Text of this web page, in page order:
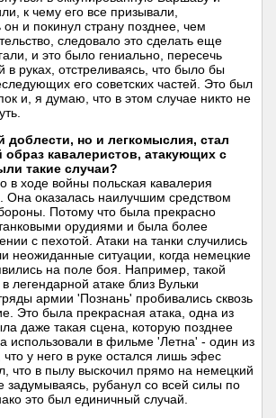
к чему его все призывали,
он и покинул страну позднее, чем
следовало это сделать еще
и это было гениально, пересечь
в руках, отстреливаясь, что было бы
его советских частей. Это был
и, я думаю, что в этом случае никто не
но и легкомыслия, стал
образ кавалеристов, атакующих с
такие случаи?
в ходе войны польская кавалерия
Она оказалась наилучшим средством
Потому что была прекрасно
орудиями и была более
с пехотой. Атаки на танки случились
неожиданные ситуации, когда немецкие
на поле боя. Например, такой
легендарной атаке близ Вульки
армии 'Познань' пробивались сквозь
Это была прекрасная атака, одна из
даже такая сцена, которую позднее
использовали в фильме 'Летна' - один из
у него в руке остался лишь эфес
что в пылу выскочил прямо на немецкий
задумываясь, рубанул со всей силы по
это был единичный случай.